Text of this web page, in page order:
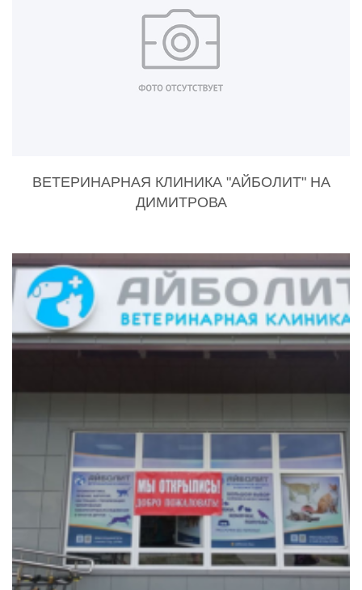
ВЕТЕРИНАРНАЯ КЛИНИКА "АЙБОЛИТ" НА
ДИМИТРОВА